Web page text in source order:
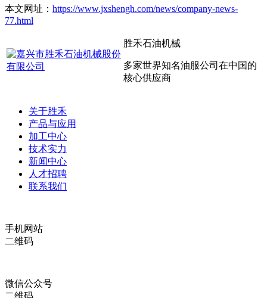
本文网址： https://www.jxshengh.com/news/company-news-
77.html
胜禾石油机械
多家世界知名油服公司在中国的
核心供应商
关于胜禾
产品与应用
加工中心
技术实力
新闻中心
人才招聘
联系我们
手机网站
二维码
微信公众号
二维码